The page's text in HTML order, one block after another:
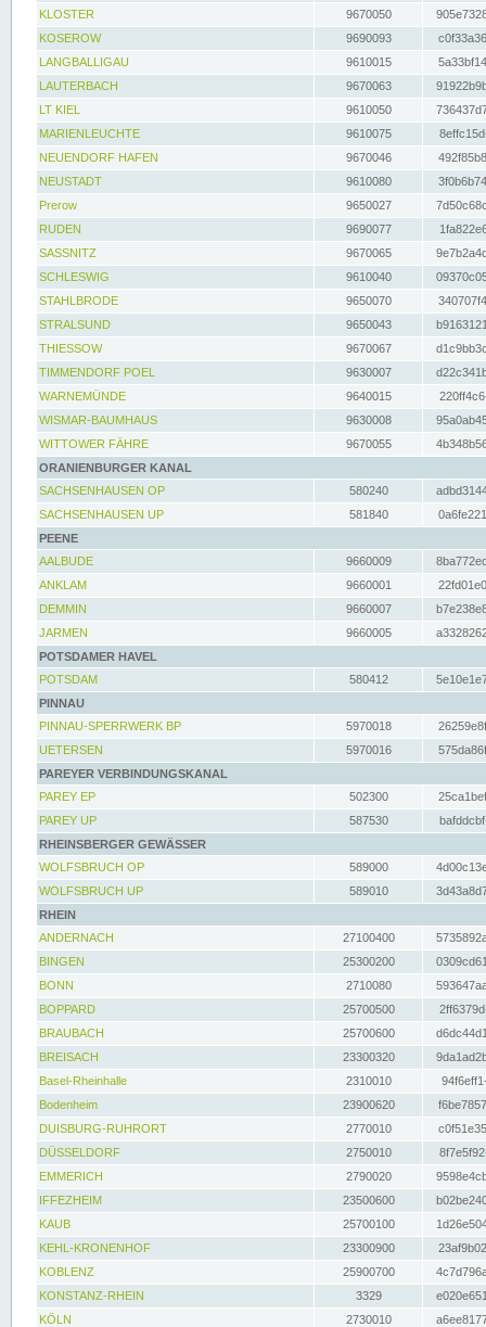
KLOSTER
9670050
KOSEROW
9690093
LANGBALLIGAU
9610015
LAUTERBACH
9670063
LT KIEL
9610050
MARIENLEUCHTE
9610075
NEUENDORF HAFEN
9670046
NEUSTADT
9610080
Prerow
9650027
RUDEN
9690077
SASSNITZ
9670065
SCHLESWIG
9610040
STAHLBRODE
9650070
STRALSUND
9650043
THIESSOW
9670067
TIMMENDORF POEL
9630007
WARNEMÜNDE
9640015
WISMAR-BAUMHAUS
9630008
WITTOWER FÄHRE
9670055
ORANIENBURGER KANAL
SACHSENHAUSEN OP
580240
SACHSENHAUSEN UP
581840
PEENE
AALBUDE
9660009
ANKLAM
9660001
DEMMIN
9660007
JARMEN
9660005
POTSDAMER HAVEL
POTSDAM
580412
PINNAU
PINNAU-SPERRWERK BP
5970018
UETERSEN
5970016
PAREYER VERBINDUNGSKANAL
PAREY EP
502300
PAREY UP
587530
RHEINSBERGER GEWÄSSER
WOLFSBRUCH OP
589000
WOLFSBRUCH UP
589010
RHEIN
ANDERNACH
27100400
BINGEN
25300200
BONN
2710080
BOPPARD
25700500
BRAUBACH
25700600
BREISACH
23300320
Basel-Rheinhalle
2310010
Bodenheim
23900620
DUISBURG-RUHRORT
2770010
DÜSSELDORF
2750010
EMMERICH
2790020
IFFEZHEIM
23500600
KAUB
25700100
KEHL-KRONENHOF
23300900
KOBLENZ
25900700
KONSTANZ-RHEIN
3329
KÖLN
2730010